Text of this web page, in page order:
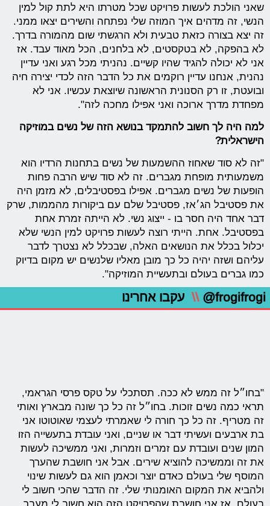
שאני הולכת לעשות פרויקט שכל מטרתו היא לתת קול למין
הנשי, זה מדהים איך המוזה שלי נפתחה והשירים יצאו ממני.
זה יצא בצורה כזאת טבעית ולא הרגשתי שום מהמורה בדרך.
לא בהפקה, לא בטקסטים, לא בלחנים, הכל מאוד עבד. אז
אני לא יכולה להגיד שהיו קשיים. נהניתי מכל רגע ואני עדיין
נהנית, אנחנו עדיין רוקמים את כל הדבר הזה לכדי יצירה חיה
ובועטת, זו רק הסנונית הראשונה שיוצאת עכשיו. אני לא
מפחדת מדרך ארוכה ואני אפילו מחכה לזה".
למה היה לך חשוב להתמקד בנושא הזה של נשים במוזיקה
הישראלית?
"זה לא סוד שאחוז ההשמעות של נשים בתחנות הרדיו הוא
משמעותית מופחת מגברים. זה לא סוד שיש הרבה פחות
הופעות של נשים מגברים. אפילו בפסטיבלים, לא מזמן היה
את פסטיבל הג׳אז, פסטיבל שלם עם ביקורות מהממות, שרק
דבר אחד היה חסר בו - ייצוג נשי. לא הייתה זמרת אחת
בפסטיבל. אחת. הייתי רוצה לעשות פרויקט למין הנשי שלא
יכלול בכלל את הנושאים האלה, שבכלל לא נצטרך לדבר
עליהם ושזה יהיה כל כך מובן מאליו שלנשים יש מקום בדיוק
כמו גברים בעולם ובתעשיית המוזיקה".
@frogifrogi
\\ עקבו אחרינו
"בחו״ל זה ממש לא ככה. תסתכלי על טקס פרסי הגראמי,
תראי כמה נשים זוכות. בחו״ל זה כל כך שונה מבארץ ואותי
זה מטריף. זה כל כך חורה לי שאמרתי לעצמי שאוטוטו אני
בת ארבעים ועשיתי דבר או שניים, ואני עובדת בתעשייה הזו
המון שנים ועובדת עם זמרים וזמרות, ואני ממשיכה לעשות
את זה וממשיכה להוציא שירים. אבל אני חושבת שהערך
המוסף שלי בעולם כאדם יוצר וכאמן הוא גם לעשות שינוי
ולהביא את המקום האומנותי שלי. זה הדבר שהכי חשוב לי